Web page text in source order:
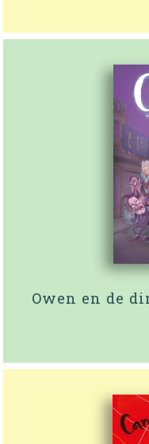
Owen en de